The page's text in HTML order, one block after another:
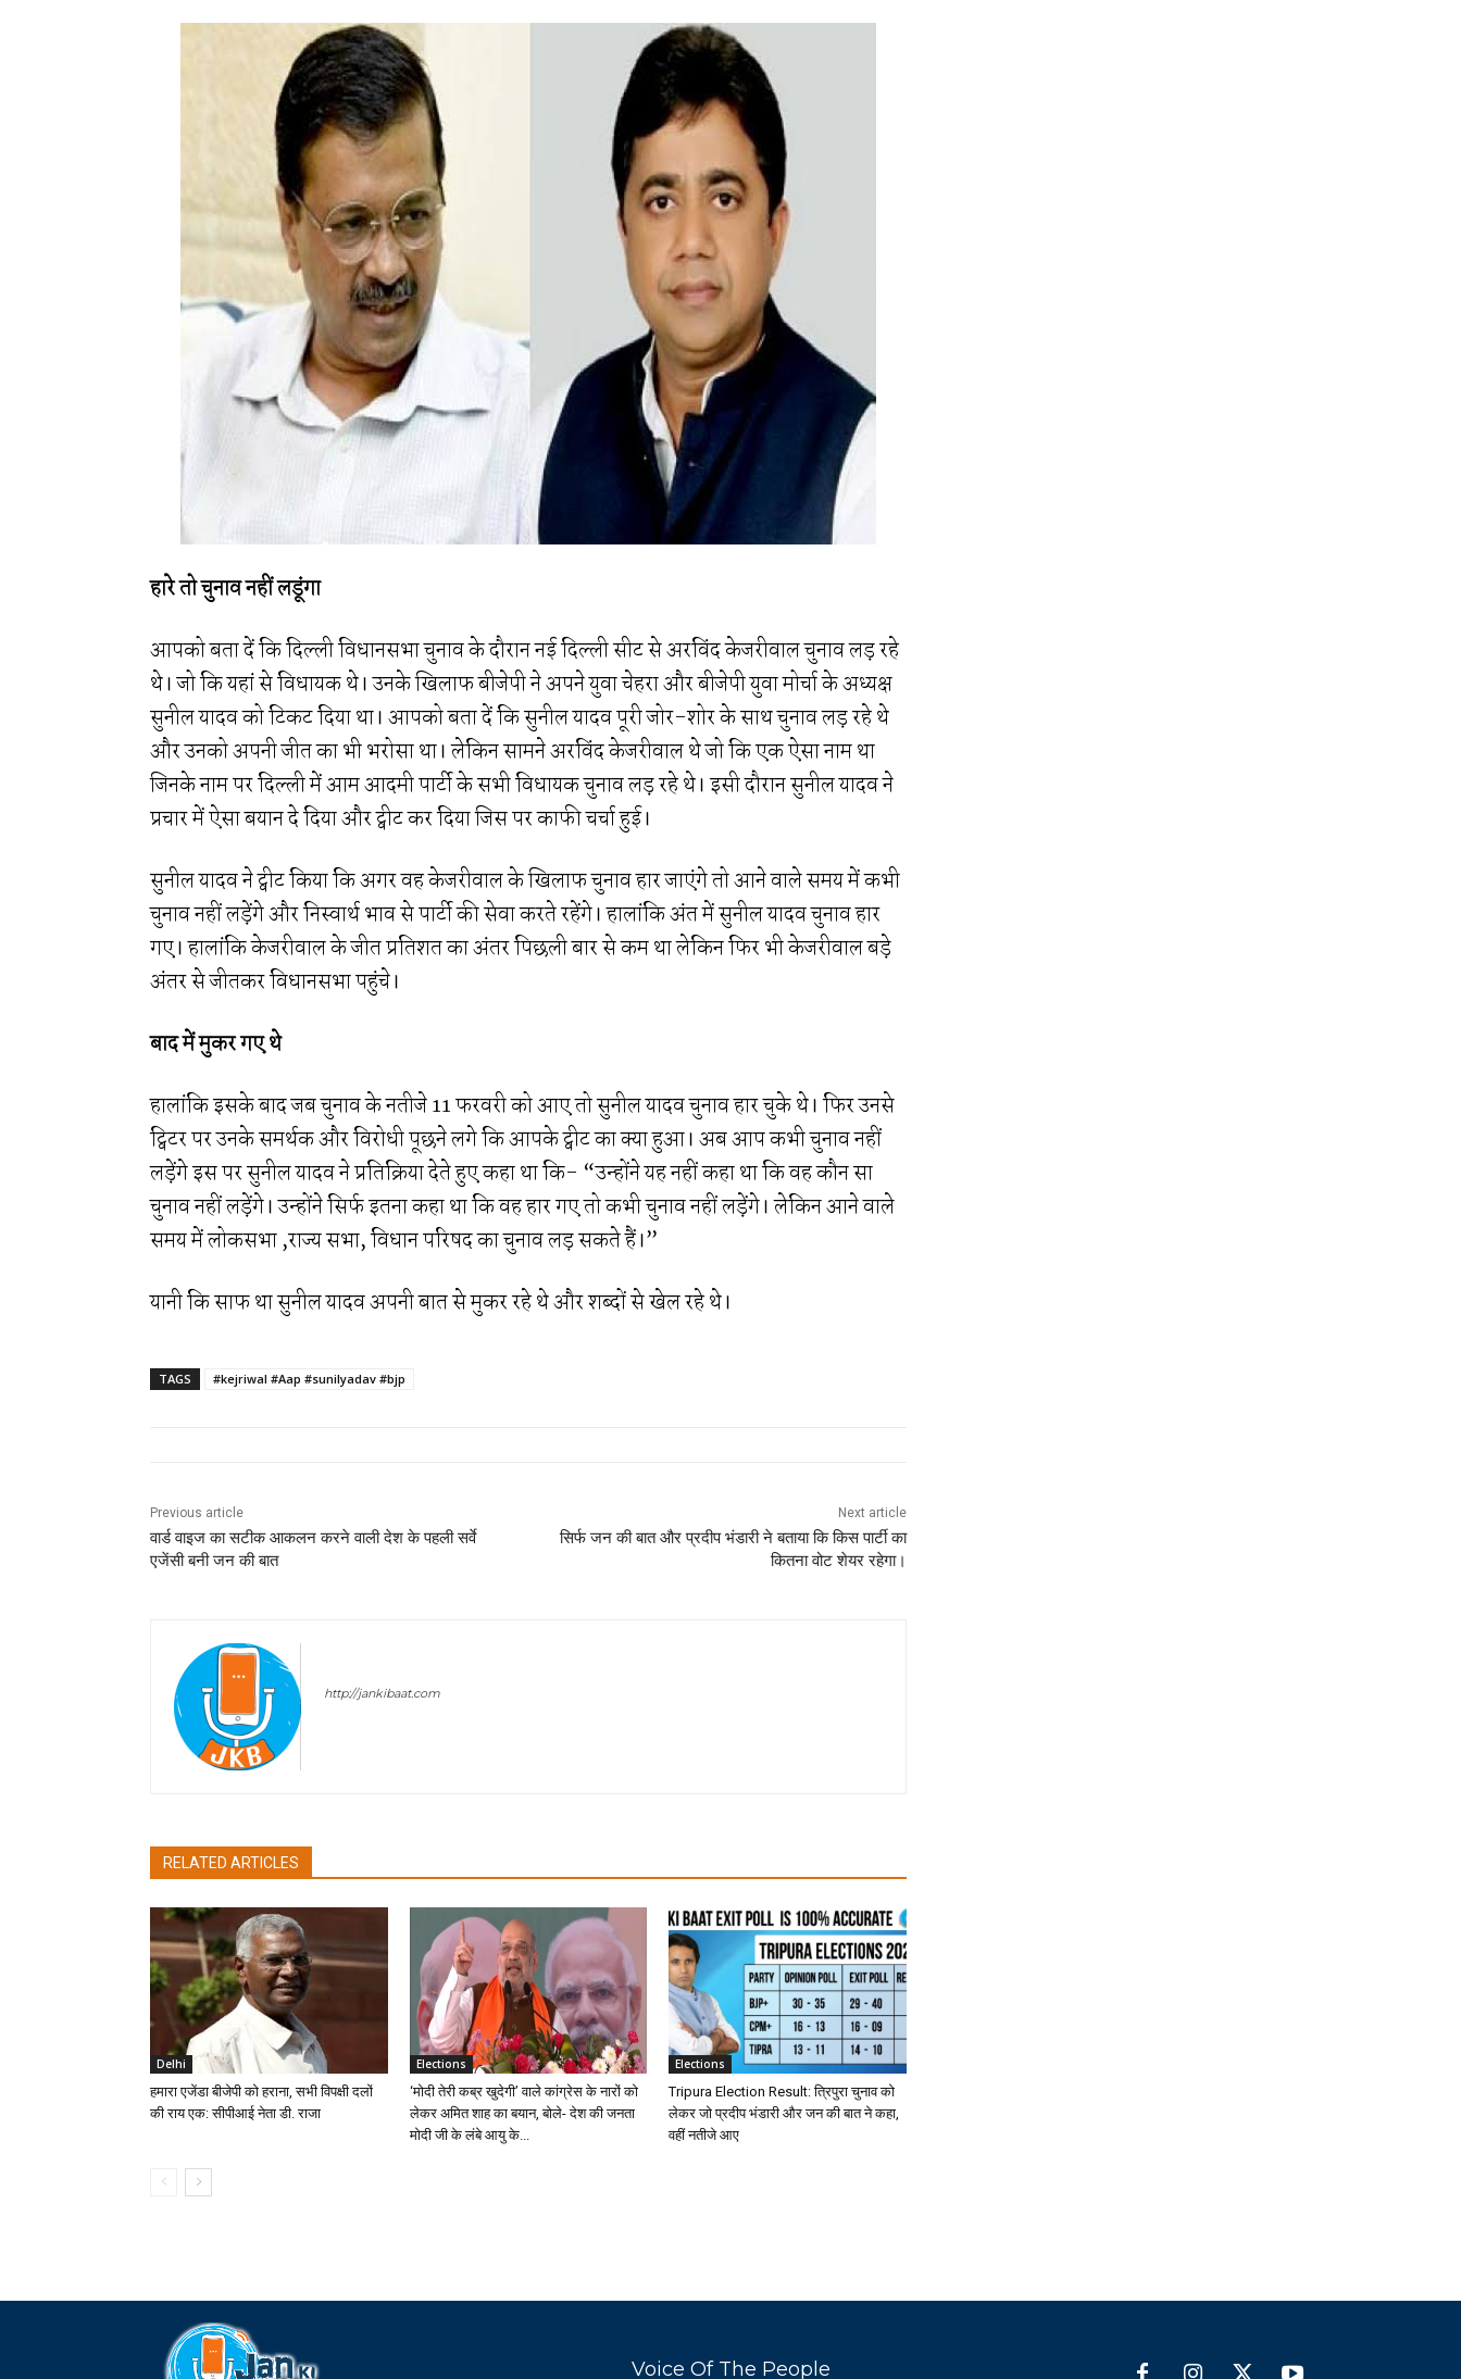
हारे तो चुनाव नहीं लडूंगा
आपको बता दें कि दिल्ली विधानसभा चुनाव के दौरान नई दिल्ली सीट से अरविंद केजरीवाल चुनाव लड़ रहे
थे। जो कि यहां से विधायक थे। उनके खिलाफ बीजेपी ने अपने युवा चेहरा और बीजेपी युवा मोर्चा के अध्यक्ष
सुनील यादव को टिकट दिया था। आपको बता दें कि सुनील यादव पूरी जोर-शोर के साथ चुनाव लड़ रहे थे
और उनको अपनी जीत का भी भरोसा था। लेकिन सामने अरविंद केजरीवाल थे जो कि एक ऐसा नाम था
जिनके नाम पर दिल्ली में आम आदमी पार्टी के सभी विधायक चुनाव लड़ रहे थे। इसी दौरान सुनील यादव ने
प्रचार में ऐसा बयान दे दिया और ट्वीट कर दिया जिस पर काफी चर्चा हुई।
सुनील यादव ने ट्वीट किया कि अगर वह केजरीवाल के खिलाफ चुनाव हार जाएंगे तो आने वाले समय में कभी
चुनाव नहीं लड़ेंगे और निस्वार्थ भाव से पार्टी की सेवा करते रहेंगे। हालांकि अंत में सुनील यादव चुनाव हार
गए। हालांकि केजरीवाल के जीत प्रतिशत का अंतर पिछली बार से कम था लेकिन फिर भी केजरीवाल बड़े
अंतर से जीतकर विधानसभा पहुंचे।
बाद में मुकर गए थे
हालांकि इसके बाद जब चुनाव के नतीजे 11 फरवरी को आए तो सुनील यादव चुनाव हार चुके थे। फिर उनसे
ट्विटर पर उनके समर्थक और विरोधी पूछने लगे कि आपके ट्वीट का क्या हुआ। अब आप कभी चुनाव नहीं
लड़ेंगे इस पर सुनील यादव ने प्रतिक्रिया देते हुए कहा था कि- “उन्होंने यह नहीं कहा था कि वह कौन सा
चुनाव नहीं लड़ेंगे। उन्होंने सिर्फ इतना कहा था कि वह हार गए तो कभी चुनाव नहीं लड़ेंगे। लेकिन आने वाले
समय में लोकसभा ,राज्य सभा, विधान परिषद का चुनाव लड़ सकते हैं।”
यानी कि साफ था सुनील यादव अपनी बात से मुकर रहे थे और शब्दों से खेल रहे थे।
TAGS #kejriwal #Aap #sunilyadav #bjp
Previous article
वार्ड वाइज का सटीक आकलन करने वाली देश के पहली सर्वे
एजेंसी बनी जन की बात
Next article
सिर्फ जन की बात और प्रदीप भंडारी ने बताया कि किस पार्टी का
कितना वोट शेयर रहेगा।
http://jankibaat.com
RELATED ARTICLES
Delhi
हमारा एजेंडा बीजेपी को हराना, सभी विपक्षी दलों
की राय एक: सीपीआई नेता डी. राजा
Elections
‘मोदी तेरी कब्र खुदेगी’ वाले कांग्रेस के नारों को
लेकर अमित शाह का बयान, बोले- देश की जनता
मोदी जी के लंबे आयु के...
Elections
Tripura Election Result: त्रिपुरा चुनाव को
लेकर जो प्रदीप भंडारी और जन की बात ने कहा,
वहीं नतीजे आए
Voice Of The People